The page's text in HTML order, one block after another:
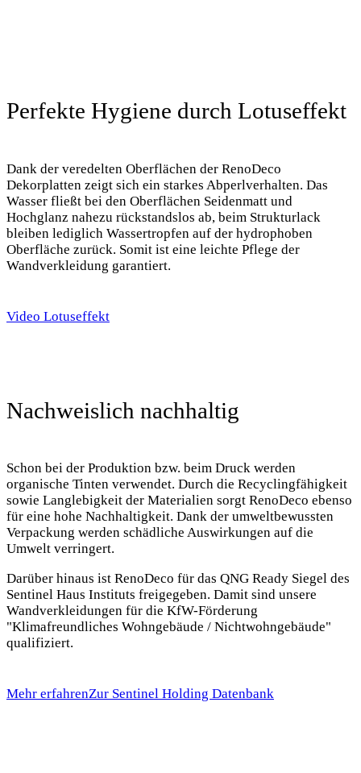
Perfekte Hygiene durch Lotuseffekt
Dank der veredelten Oberflächen der RenoDeco
Dekorplatten zeigt sich ein starkes Abperlverhalten. Das
Wasser fließt bei den Oberflächen Seidenmatt und
Hochglanz nahezu rückstandslos ab, beim Strukturlack
bleiben lediglich Wassertropfen auf der hydrophoben
Oberfläche zurück. Somit ist eine leichte Pflege der
Wandverkleidung garantiert.
Video Lotuseffekt
Nachweislich nachhaltig
Schon bei der Produktion bzw. beim Druck werden
organische Tinten verwendet. Durch die Recyclingfähigkeit
sowie Langlebigkeit der Materialien sorgt RenoDeco ebenso
für eine hohe Nachhaltigkeit. Dank der umweltbewussten
Verpackung werden schädliche Auswirkungen auf die
Umwelt verringert.
Darüber hinaus ist RenoDeco für das QNG Ready Siegel des
Sentinel Haus Instituts freigegeben. Damit sind unsere
Wandverkleidungen für die KfW-Förderung
"Klimafreundliches Wohngebäude / Nichtwohngebäude"
qualifiziert.
Mehr erfahrenZur Sentinel Holding Datenbank